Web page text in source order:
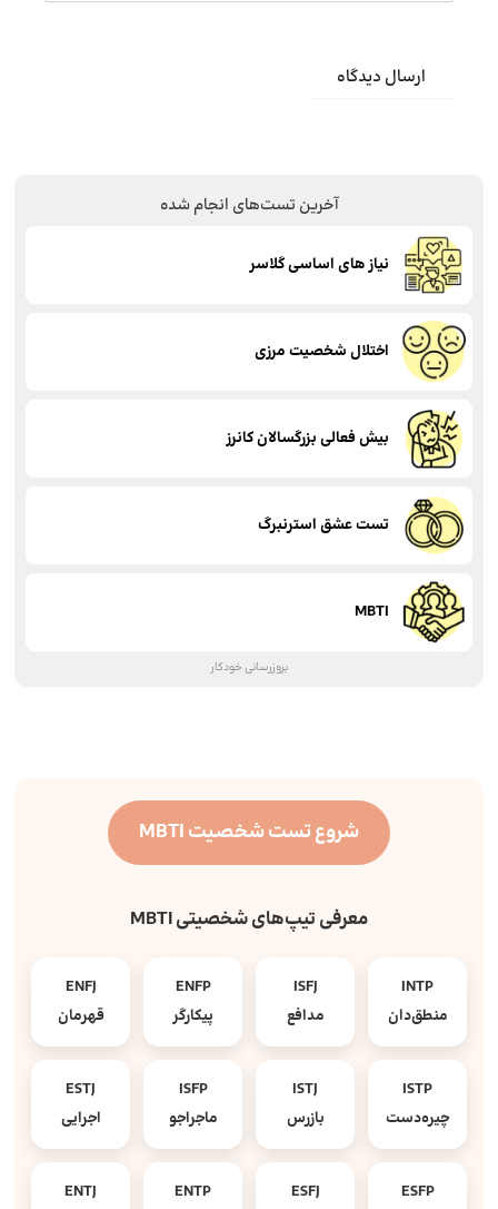
آخرین تست‌های انجام شده
نیاز های اساسی گلاسر
اختلال شخصیت مرزی
بیش فعالی بزرگسالان کانرز
تست عشق استرنبرگ
MBTI
بروزرسانی خودکار
شروع تست شخصیت MBTI
معرفی تیپ‌های شخصیتی MBTI
INTP
منطق‌دان
ISFJ
مدافع
ENFP
پیکارگر
ENFJ
قهرمان
ISTP
چیره‌دست
ISTJ
بازرس
ISFP
ماجراجو
ESTJ
اجرایی
ESFP
ESFJ
ENTP
ENTJ